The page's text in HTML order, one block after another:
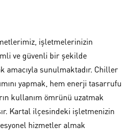
işletmelerinizin
ve güvenli bir şekilde
amacıyla sunulmaktadır. Chiller
yapmak, hem enerji tasarrufu
kullanım ömrünü uzatmak
Kartal ilçesindeki işletmenizin
hizmetler almak